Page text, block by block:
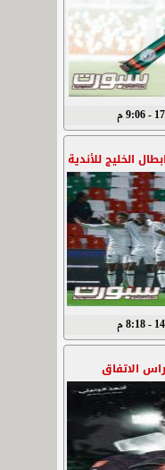
م
الخليج للأندية
م
الاتفاق